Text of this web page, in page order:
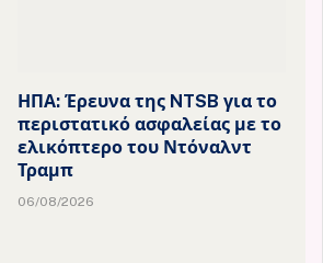
ΗΠΑ: Έρευνα της NTSB για το
περιστατικό ασφαλείας με το
ελικόπτερο του Ντόναλντ
Τραμπ
06/08/2026